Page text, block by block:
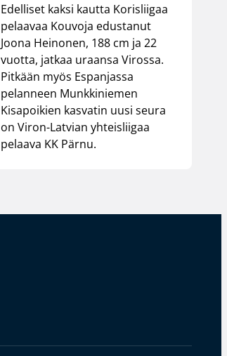
Edelliset kaksi kautta Korisliigaa
pelaavaa Kouvoja edustanut
Joona Heinonen, 188 cm ja 22
vuotta, jatkaa uraansa Virossa.
Pitkään myös Espanjassa
pelanneen Munkkiniemen
Kisapoikien kasvatin uusi seura
on Viron-Latvian yhteisliigaa
pelaava KK Pärnu.